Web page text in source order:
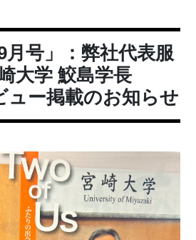
月号」：弊社代表服
大学 鮫島学長
ュー掲載のお知らせ